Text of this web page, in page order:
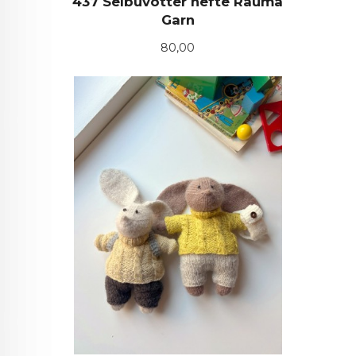
Garn
Pris
80,00